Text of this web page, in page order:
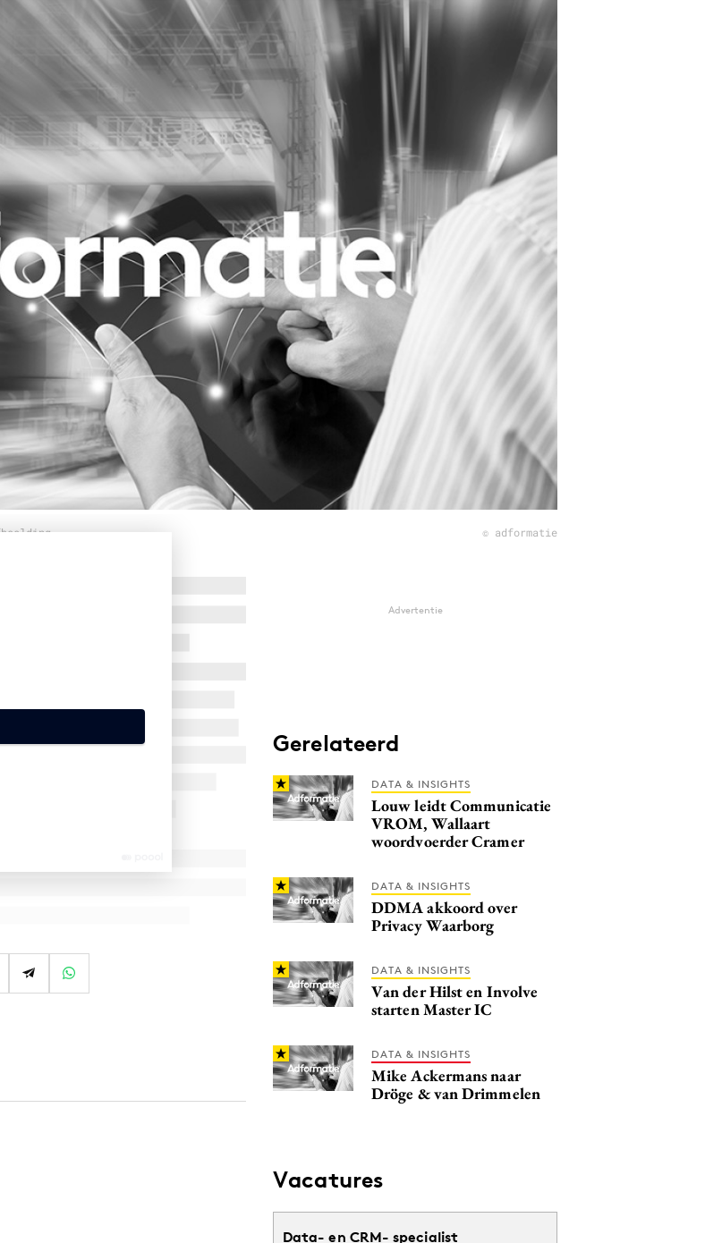
Purpose Marketing
Reputatie & crisis
© adformatie
Advertentie
Gerelateerd
DATA & INSIGHTS
Louw leidt Communicatie
VROM, Wallaart
woordvoerder Cramer
DATA & INSIGHTS
DDMA akkoord over
Privacy Waarborg
DATA & INSIGHTS
Van der Hilst en Involve
starten Master IC
DATA & INSIGHTS
Mike Ackermans naar
Dröge & van Drimmelen
Vacatures
Data- en CRM- specialist